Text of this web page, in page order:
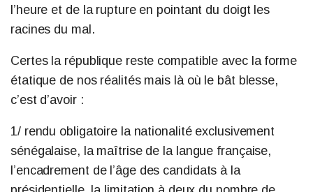
l’heure et de la rupture en pointant du doigt les
racines du mal.
Certes la république reste compatible avec la forme
étatique de nos réalités mais là où le bât blesse,
c’est d’avoir :
1/ rendu obligatoire la nationalité exclusivement
sénégalaise, la maîtrise de la langue française,
l’encadrement de l’âge des candidats à la